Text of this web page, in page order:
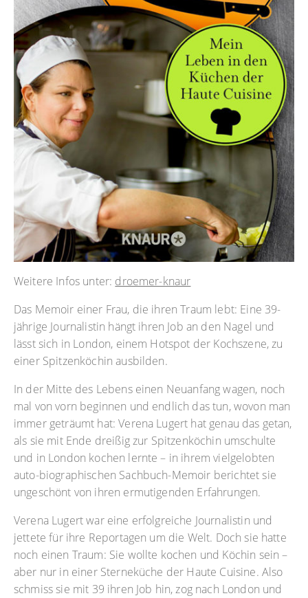
Weitere Infos unter: droemer-knaur
Das Memoir einer Frau, die ihren Traum lebt: Eine 39-
jährige Journalistin hängt ihren Job an den Nagel und
lässt sich in London, einem Hotspot der Kochszene, zu
einer Spitzenköchin ausbilden.
In der Mitte des Lebens einen Neuanfang wagen, noch
mal von vorn beginnen und endlich das tun, wovon man
immer geträumt hat: Verena Lugert hat genau das getan,
als sie mit Ende dreißig zur Spitzenköchin umschulte
und in London kochen lernte – in ihrem vielgelobten
auto-biographischen Sachbuch-Memoir berichtet sie
ungeschönt von ihren ermutigenden Erfahrungen.
Verena Lugert war eine erfolgreiche Journalistin und
jettete für ihre Reportagen um die Welt. Doch sie hatte
noch einen Traum: Sie wollte kochen und Köchin sein –
aber nur in einer Sterneküche der Haute Cuisine. Also
schmiss sie mit 39 ihren Job hin, zog nach London und